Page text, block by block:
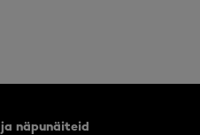
näpunäiteid